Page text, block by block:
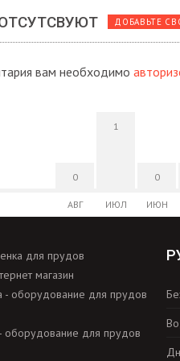
ДОБАВЬТЕ
вам необходимо
0
АВГ
1
ИЮЛ
0
ИЮН
для прудов
магазин
- оборудование для прудов
оборудование для прудов